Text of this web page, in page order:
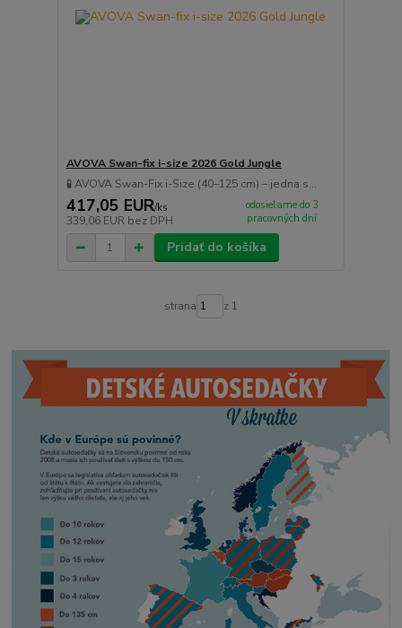
AVOVA Swan-fix i-size 2026 Gold Jungle
🧪 AVOVA Swan-Fix i-Size (40–125 cm) – jedna s...
417,05 EUR/ks
339,06 EUR bez DPH
odosielame do 3
pracovných dní
Pridať do košíka
strana z 1